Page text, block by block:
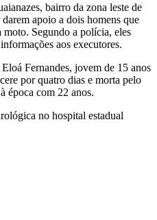
bairro da zona leste de
apoio a dois homens que
moto. Segundo a polícia, eles
aos executores.
Fernandes, jovem de 15 anos
por quatro dias e morta pelo
época com 22 anos.
no hospital estadual